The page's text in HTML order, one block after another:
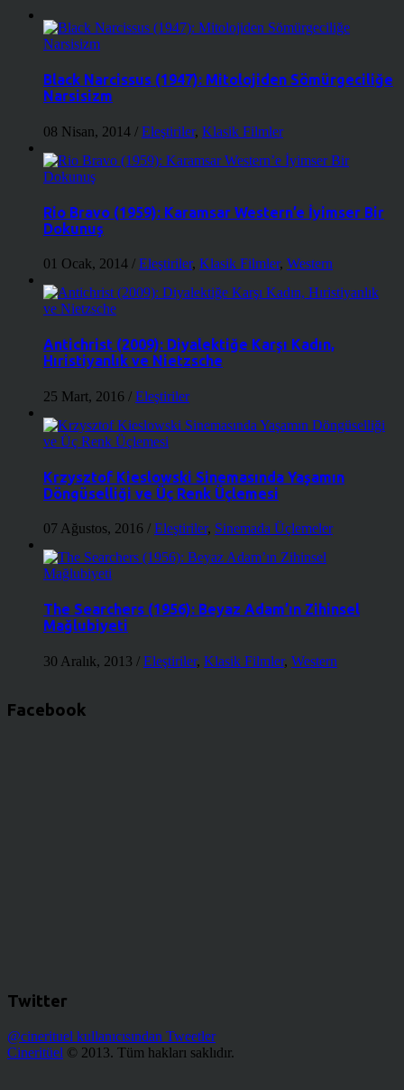
Black Narcissus (1947): Mitolojiden Sömürgeciliğe
Narsisizm
08 Nisan, 2014 / Eleştiriler, Klasik Filmler
Rio Bravo (1959): Karamsar Western’e İyimser Bir
Dokunuş
01 Ocak, 2014 / Eleştiriler, Klasik Filmler, Western
Antichrist (2009): Diyalektiğe Karşı Kadın,
Hıristiyanlık ve Nietzsche
25 Mart, 2016 / Eleştiriler
Krzysztof Kieslowski Sinemasında Yaşamın
Döngüselliği ve Üç Renk Üçlemesi
07 Ağustos, 2016 / Eleştiriler, Sinemada Üçlemeler
The Searchers (1956): Beyaz Adam’ın Zihinsel
Mağlubiyeti
30 Aralık, 2013 / Eleştiriler, Klasik Filmler, Western
Facebook
Twitter
@cinerituel kullanıcısından Tweetler
Cineritüel © 2013. Tüm hakları saklıdır.